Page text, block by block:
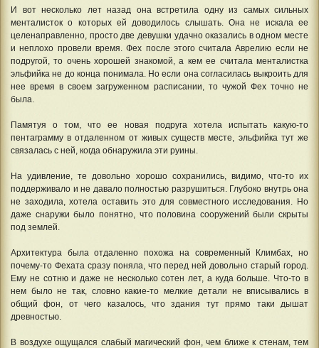
И вот несколько лет назад она встретила одну из самых сильных
менталисток о которых ей доводилось слышать. Она не искала ее
целенаправленно, просто две девушки удачно оказались в одном месте
и неплохо провели время. Фех после этого считала Аврелию если не
подругой, то очень хорошей знакомой, а кем ее считала менталистка
эльфийка не до конца понимала. Но если она согласилась выкроить для
нее время в своем загруженном расписании, то чужой Фех точно не
была.
Памятуя о том, что ее новая подруга хотела испытать какую-то
пентаграмму в отдаленном от живых существ месте, эльфийка тут же
связалась с ней, когда обнаружила эти руины.
На удивление, те довольно хорошо сохранились, видимо, что-то их
поддерживало и не давало полностью разрушиться. Глубоко внутрь она
не заходила, хотела оставить это для совместного исследования. Но
даже снаружи было понятно, что половина сооружений были скрыты
под землей.
Архитектура была отдаленно похожа на современный Климбах, но
почему-то Фехата сразу поняла, что перед ней довольно старый город.
Ему не сотню и даже не несколько сотен лет, а куда больше. Что-то в
нем было не так, словно какие-то мелкие детали не вписывались в
общий фон, от чего казалось, что здания тут прямо таки дышат
древностью.
В воздухе ощущался слабый магический фон, чем ближе к стенам, тем